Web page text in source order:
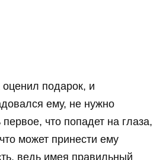
подарок, и
ему, не нужно
что попадет на глаза,
может принести ему
ведь имея правильный